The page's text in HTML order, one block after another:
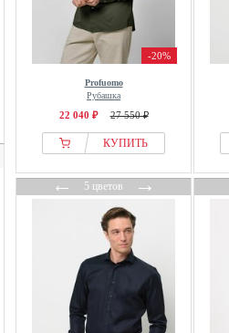
-20%
Profuomo
Рубашка
22 040 ₽ 27 550 ₽
КУПИТЬ
←5 цветов→